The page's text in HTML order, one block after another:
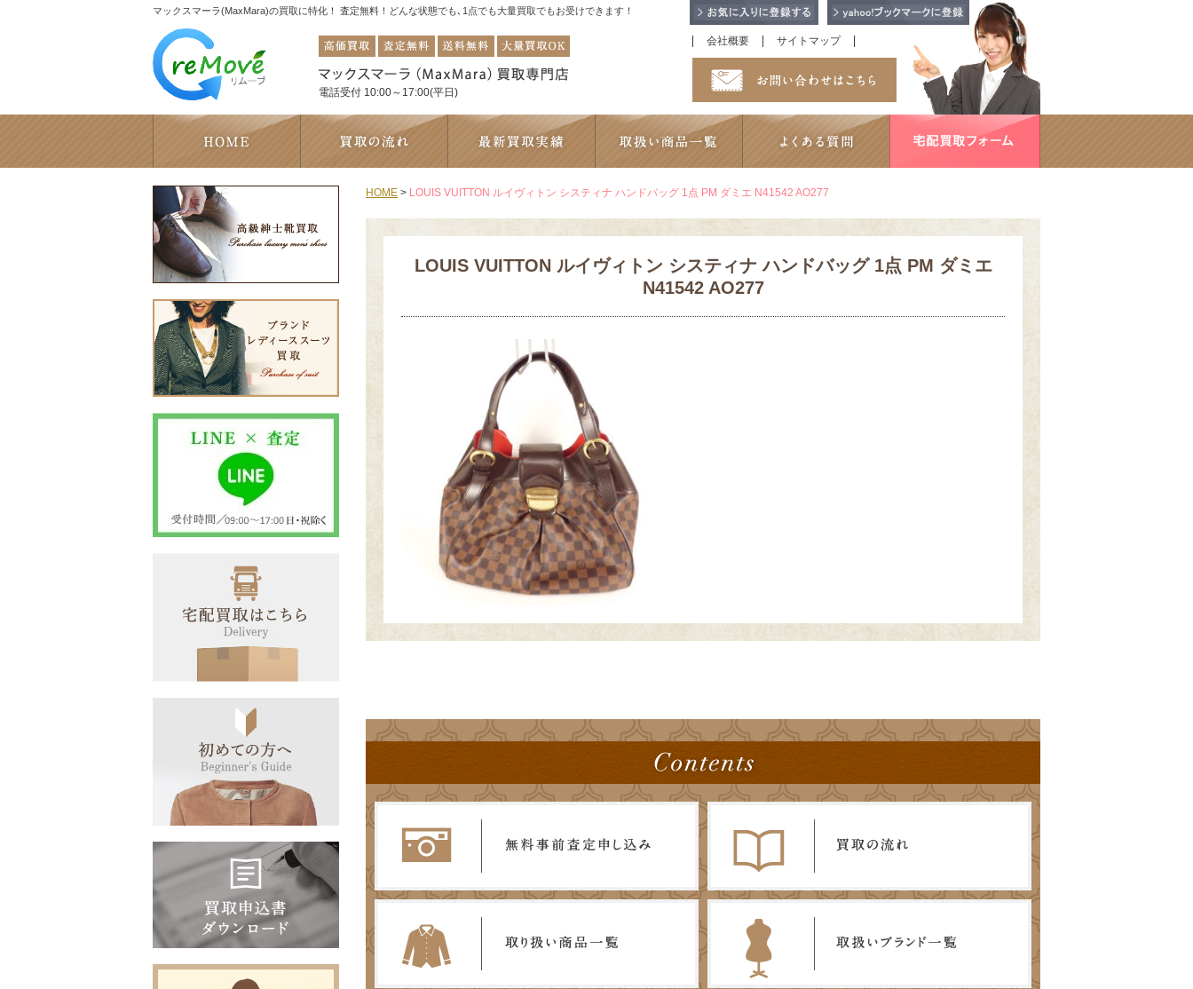
マックスマーラ(MaxMara)の買取に特化！ 査定無料！どんな状態でも､1点でも大量買取でもお受けできます！
電話受付 10:00～17:00(平日)
会社概要 サイトマップ
HOME > LOUIS VUITTON ルイヴィトン システィナ ハンドバッグ 1点 PM ダミエ N41542 AO277
LOUIS VUITTON ルイヴィトン システィナ ハンドバッグ 1点 PM ダミエ
N41542 AO277